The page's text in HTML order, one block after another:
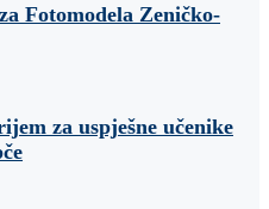
Fotomodela Zeničko-
za uspješne učenike